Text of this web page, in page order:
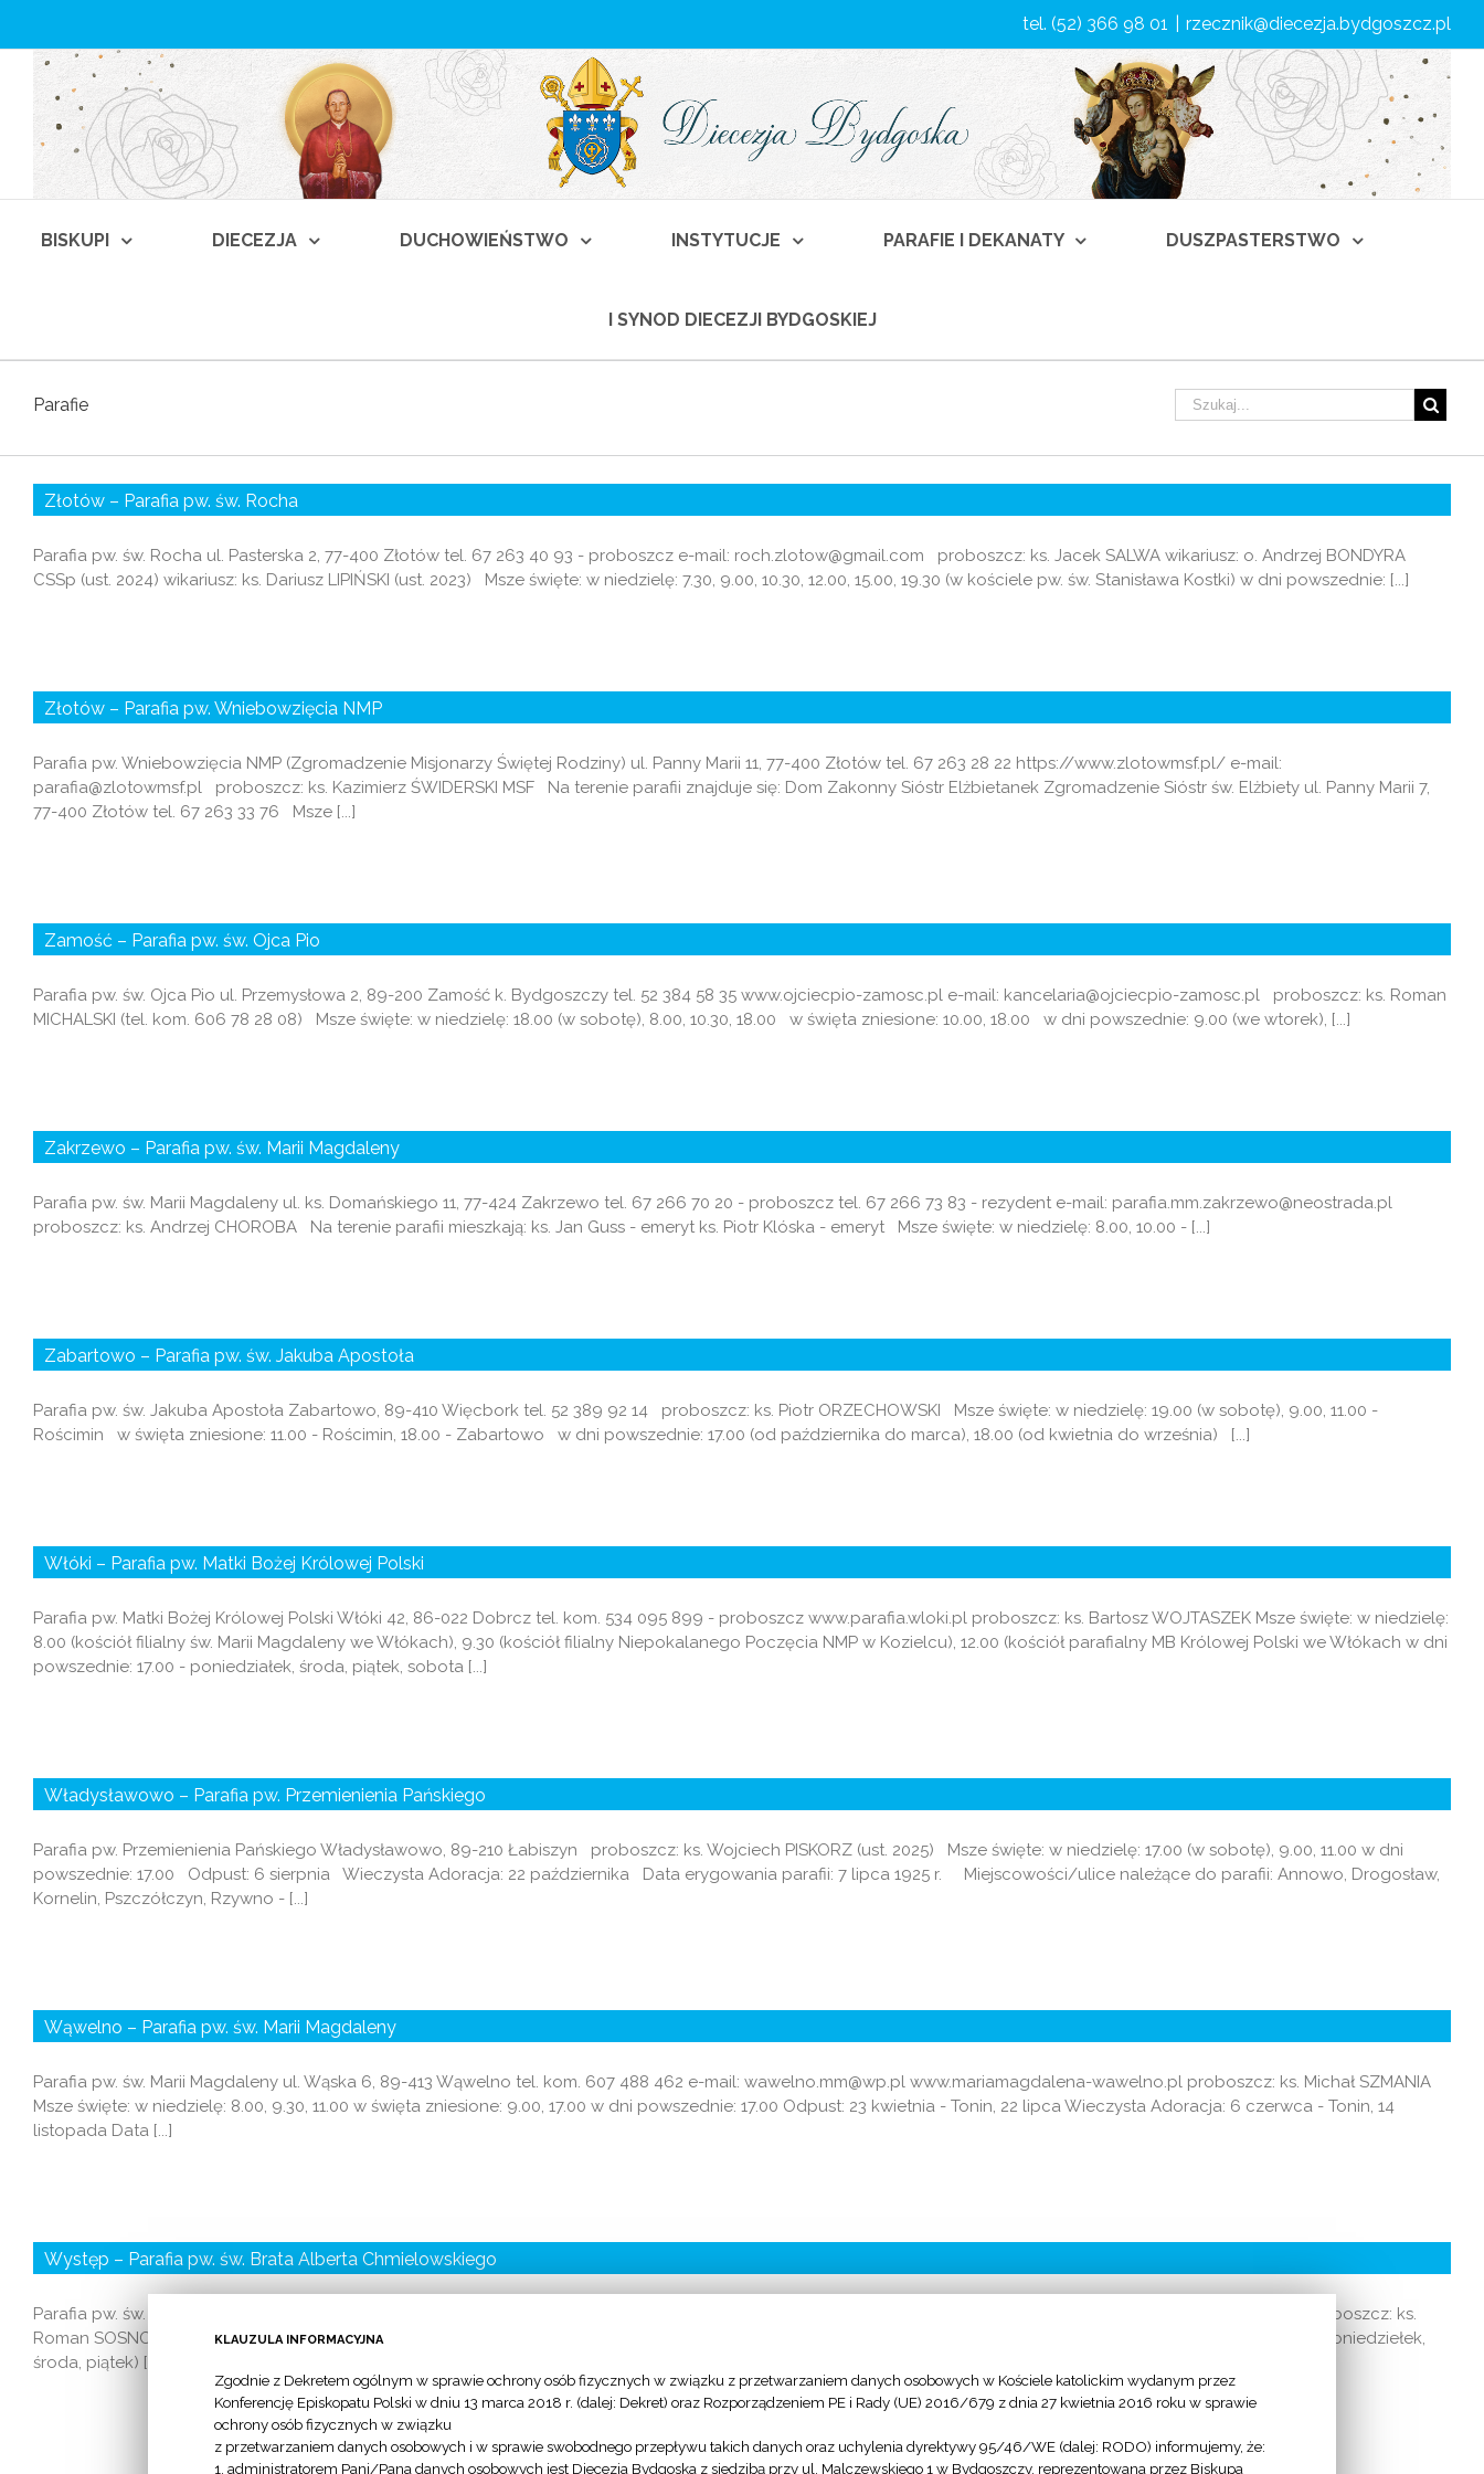
tel. (52) 366 98 01 rzecznik@diecezja.bydgoszcz.pl
BISKUPI DIECEZJA DUCHOWIEŃSTWO INSTYTUCJE PARAFIE I DEKANATY DUSZPASTERSTWO
I SYNOD DIECEZJI BYDGOSKIEJ
Parafie
Złotów – Parafia pw. św. Rocha
Parafia pw. św. Rocha ul. Pasterska 2, 77-400 Złotów tel. 67 263 40 93 - proboszcz e-mail: roch.zlotow@gmail.com proboszcz: ks. Jacek SALWA wikariusz: o. Andrzej BONDYRA
CSSp (ust. 2024) wikariusz: ks. Dariusz LIPIŃSKI (ust. 2023) Msze święte: w niedzielę: 7.30, 9.00, 10.30, 12.00, 15.00, 19.30 (w kościele pw. św. Stanisława Kostki) w dni powszednie: [...]
Złotów – Parafia pw. Wniebowzięcia NMP
Parafia pw. Wniebowzięcia NMP (Zgromadzenie Misjonarzy Świętej Rodziny) ul. Panny Marii 11, 77-400 Złotów tel. 67 263 28 22 https://www.zlotowmsf.pl/ e-mail:
parafia@zlotowmsf.pl proboszcz: ks. Kazimierz ŚWIDERSKI MSF Na terenie parafii znajduje się: Dom Zakonny Sióstr Elżbietanek Zgromadzenie Sióstr św. Elżbiety ul. Panny Marii 7,
77-400 Złotów tel. 67 263 33 76 Msze [...]
Zamość – Parafia pw. św. Ojca Pio
Parafia pw. św. Ojca Pio ul. Przemysłowa 2, 89-200 Zamość k. Bydgoszczy tel. 52 384 58 35 www.ojciecpio-zamosc.pl e-mail: kancelaria@ojciecpio-zamosc.pl proboszcz: ks. Roman
MICHALSKI (tel. kom. 606 78 28 08) Msze święte: w niedzielę: 18.00 (w sobotę), 8.00, 10.30, 18.00 w święta zniesione: 10.00, 18.00 w dni powszednie: 9.00 (we wtorek), [...]
Zakrzewo – Parafia pw. św. Marii Magdaleny
Parafia pw. św. Marii Magdaleny ul. ks. Domańskiego 11, 77-424 Zakrzewo tel. 67 266 70 20 - proboszcz tel. 67 266 73 83 - rezydent e-mail: parafia.mm.zakrzewo@neostrada.pl
proboszcz: ks. Andrzej CHOROBA Na terenie parafii mieszkają: ks. Jan Guss - emeryt ks. Piotr Klóska - emeryt Msze święte: w niedzielę: 8.00, 10.00 - [...]
Zabartowo – Parafia pw. św. Jakuba Apostoła
Parafia pw. św. Jakuba Apostoła Zabartowo, 89-410 Więcbork tel. 52 389 92 14 proboszcz: ks. Piotr ORZECHOWSKI Msze święte: w niedzielę: 19.00 (w sobotę), 9.00, 11.00 -
Rościmin w święta zniesione: 11.00 - Rościmin, 18.00 - Zabartowo w dni powszednie: 17.00 (od października do marca), 18.00 (od kwietnia do września) [...]
Włóki – Parafia pw. Matki Bożej Królowej Polski
Parafia pw. Matki Bożej Królowej Polski Włóki 42, 86-022 Dobrcz tel. kom. 534 095 899 - proboszcz www.parafia.wloki.pl proboszcz: ks. Bartosz WOJTASZEK Msze święte: w niedzielę:
8.00 (kościół filialny św. Marii Magdaleny we Włókach), 9.30 (kościół filialny Niepokalanego Poczęcia NMP w Kozielcu), 12.00 (kościół parafialny MB Królowej Polski we Włókach w dni
powszednie: 17.00 - poniedziałek, środa, piątek, sobota [...]
Władysławowo – Parafia pw. Przemienienia Pańskiego
Parafia pw. Przemienienia Pańskiego Władysławowo, 89-210 Łabiszyn proboszcz: ks. Wojciech PISKORZ (ust. 2025) Msze święte: w niedzielę: 17.00 (w sobotę), 9.00, 11.00 w dni
powszednie: 17.00 Odpust: 6 sierpnia Wieczysta Adoracja: 22 października Data erygowania parafii: 7 lipca 1925 r. Miejscowości/ulice należące do parafii: Annowo, Drogosław,
Kornelin, Pszczółczyn, Rzywno - [...]
Wąwelno – Parafia pw. św. Marii Magdaleny
Parafia pw. św. Marii Magdaleny ul. Wąska 6, 89-413 Wąwelno tel. kom. 607 488 462 e-mail: wawelno.mm@wp.pl www.mariamagdalena-wawelno.pl proboszcz: ks. Michał SZMANIA
Msze święte: w niedzielę: 8.00, 9.30, 11.00 w święta zniesione: 9.00, 17.00 w dni powszednie: 17.00 Odpust: 23 kwietnia - Tonin, 22 lipca Wieczysta Adoracja: 6 czerwca - Tonin, 14
listopada Data [...]
Występ – Parafia pw. św. Brata Alberta Chmielowskiego
Parafia pw. św. Brata Alberta Chmielowskiego ul. Krokusowa 11, 89-100 Nakło n. Notecią tel. 52 385 37 65 e-mail: parafia.wystep@gmail.com www.parafiawystep.pl proboszcz: ks.
Roman SOSNOWSKI Msze święte: w niedzielę: 18.00 (w sobotę), 8.00, 10.00, 11.30 w święta zniesione: 9.00, 18.00 w dni powszednie: 9.00 (wtorek, czwartek), 17.00 (poniedziełek,
środa, piątek) [...]
KLAUZULA INFORMACYJNA
Zgodnie z Dekretem ogólnym w sprawie ochrony osób fizycznych w związku z przetwarzaniem danych osobowych w Kościele katolickim wydanym przez
Konferencję Episkopatu Polski w dniu 13 marca 2018 r. (dalej: Dekret) oraz Rozporządzeniem PE i Rady (UE) 2016/679 z dnia 27 kwietnia 2016 roku w sprawie
ochrony osób fizycznych w związku
z przetwarzaniem danych osobowych i w sprawie swobodnego przepływu takich danych oraz uchylenia dyrektywy 95/46/WE (dalej: RODO) informujemy, że:
1. administratorem Pani/Pana danych osobowych jest Diecezja Bydgoska z siedzibą przy ul. Malczewskiego 1 w Bydgoszczy, reprezentowana przez Biskupa